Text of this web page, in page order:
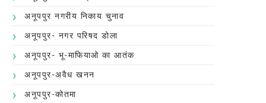
अनूपपुर नगरीय निकाय चुनाव
अनूपपुर- नगर परिषद डोला
अनूपपुर- भू-माफियाओ का आतंक
अनूपपुर-अवैध खनन
अनूपपुर-कोतमा